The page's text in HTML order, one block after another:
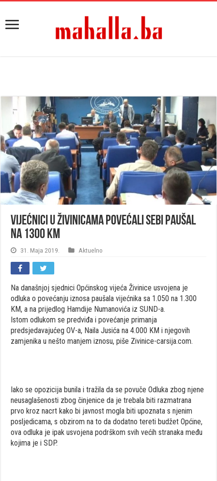
Vijećnici u Živinicama povećali sebi paušal
na 1300 KM
31. Maja 2019. Aktuelno
Na današnjoj sjednici Općinskog vijeća Živinice usvojena je
odluka o povećanju iznosa paušala vijećnika sa 1.050 na 1.300
KM, a na prijedlog Hamdije Numanovića iz SUND-a.
Istom odlukom se predviđa i povećanje primanja
predsjedavajućeg OV-a, Naila Jusića na 4.000 KM i njegovih
zamjenika u nešto manjem iznosu, piše Zivinice-carsija.com.
Iako se opozicija bunila i tražila da se povuče Odluka zbog njene
neusaglašenosti zbog činjenice da je trebala biti razmatrana
prvo kroz nacrt kako bi javnost mogla biti upoznata s njenim
posljedicama, s obzirom na to da dodatno tereti budžet Općine,
ova odluka je ipak usvojena podrškom svih većih stranaka među
kojima je i SDP.